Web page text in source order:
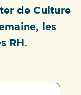
de Culture
les
RH.